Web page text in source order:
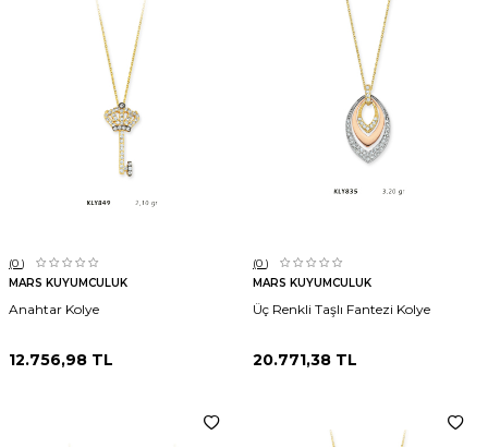
(0 )
MARS KUYUMCULUK
Anahtar Kolye
12.756,98 TL
(0 )
MARS KUYUMCULUK
Üç Renkli Taşlı Fantezi Kolye
20.771,38 TL